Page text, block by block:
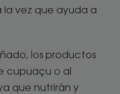
vez que ayuda a
los productos
cupuaçu o al
que nutrirán y